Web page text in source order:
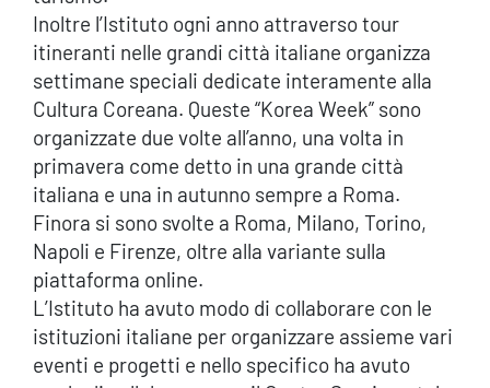
Inoltre l’Istituto ogni anno attraverso tour
itineranti nelle grandi città italiane organizza
settimane speciali dedicate interamente alla
Cultura Coreana. Queste “Korea Week” sono
organizzate due volte all’anno, una volta in
primavera come detto in una grande città
italiana e una in autunno sempre a Roma.
Finora si sono svolte a Roma, Milano, Torino,
Napoli e Firenze, oltre alla variante sulla
piattaforma online.
L’Istituto ha avuto modo di collaborare con le
istituzioni italiane per organizzare assieme vari
eventi e progetti e nello specifico ha avuto